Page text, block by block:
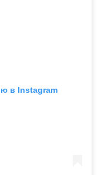
в Instagram